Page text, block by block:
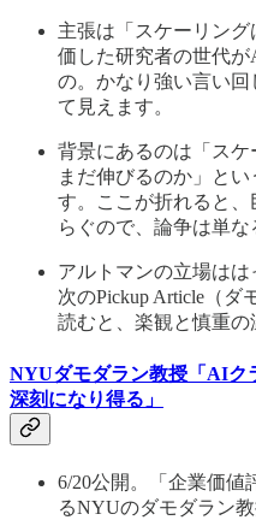
主張は「スケーリン
価した研究者の世代
の。かなり強い言い
て見えます。
背景にあるのは「スケ
まだ伸びるのか」と
す。ここが折れると
らぐので、論争は単な
アルトマンの立場はは
次のPickup Article（ダ
読むと、楽観と慎重の
NYUダモダラン教授「AIク
深刻になり得る」
6/20公開。「企業価値
るNYUのダモダラン